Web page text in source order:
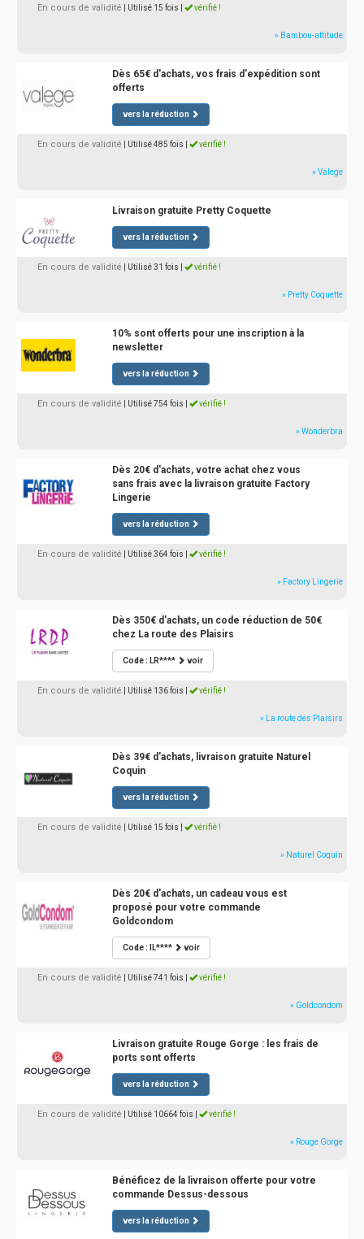
En cours de validité | Utilisé 15 fois vérifié !
» Bambou-attitude
Dès 65€ d'achats, vos frais d'expédition sont
offerts
vers la réduction
En cours de validité | Utilisé 485 fois vérifié !
» Valege
Livraison gratuite Pretty Coquette
vers la réduction
En cours de validité | Utilisé 31 fois vérifié !
» Pretty Coquette
10% sont offerts pour une inscription à la
newsletter
vers la réduction
En cours de validité | Utilisé 754 fois vérifié !
» Wonderbra
Dès 20€ d'achats, votre achat chez vous
sans frais avec la livraison gratuite Factory
Lingerie
vers la réduction
En cours de validité | Utilisé 364 fois vérifié !
» Factory Lingerie
Dès 350€ d'achats, un code réduction de 50€
chez La route des Plaisirs
Code : LR**** voir
En cours de validité | Utilisé 136 fois vérifié !
» La route des Plaisirs
Dès 39€ d'achats, livraison gratuite Naturel
Coquin
vers la réduction
En cours de validité | Utilisé 15 fois vérifié !
» Naturel Coquin
Dès 20€ d'achats, un cadeau vous est
proposé pour votre commande
Goldcondom
Code : IL**** voir
En cours de validité | Utilisé 741 fois vérifié !
» Goldcondom
Livraison gratuite Rouge Gorge : les frais de
ports sont offerts
vers la réduction
En cours de validité | Utilisé 10664 fois vérifié !
» Rouge Gorge
Bénéficez de la livraison offerte pour votre
commande Dessus-dessous
vers la réduction